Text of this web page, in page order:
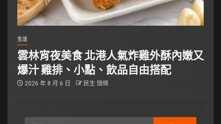
生活
雲林宵夜美食 北港人氣炸雞外酥內嫩又
爆汁 雞排、小點、飲品自由搭配
2026 年 8 月 6 日 民生 頭條